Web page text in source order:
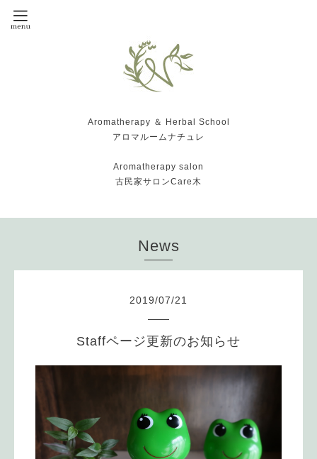
Aromatherapy ＆ Herbal School
アロマルームナチュレ
Aromatherapy salon
古民家サロンCare木
News
2019/07/21
Staffページ更新のお知らせ